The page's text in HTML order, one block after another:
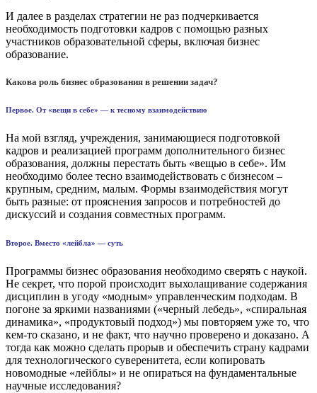
И далее в разделах стратегии не раз подчеркивается
необходимость подготовки кадров с помощью разных
участников образовательной сферы, включая бизнес
образование.
Какова роль бизнес образования в решении задач?
Первое. От «вещи в себе» — к тесному взаимодействию
На мой взгляд, учреждения, занимающиеся подготовкой
кадров и реализацией программ дополнительного бизнес
образования, должны перестать быть «вещью в себе». Им
необходимо более тесно взаимодействовать с бизнесом –
крупным, средним, малым. Формы взаимодействия могут
быть разные: от прояснения запросов и потребностей до
дискуссий и создания совместных программ.
Второе. Вместо «лейбла» — суть
Программы бизнес образования необходимо сверять с наукой.
Не секрет, что порой происходит выхолащивание содержания
дисциплин в угоду «модным» управленческим подходам. В
погоне за яркими названиями («черный лебедь», «спиральная
динамика», «продуктовый подход») мы повторяем уже то, что
кем-то сказано, и не факт, что научно проверено и доказано. А
тогда как можно сделать прорыв и обеспечить страну кадрами
для технологического суверенитета, если копировать
новомодные «лейблы» и не опираться на фундаментальные
научные исследования?